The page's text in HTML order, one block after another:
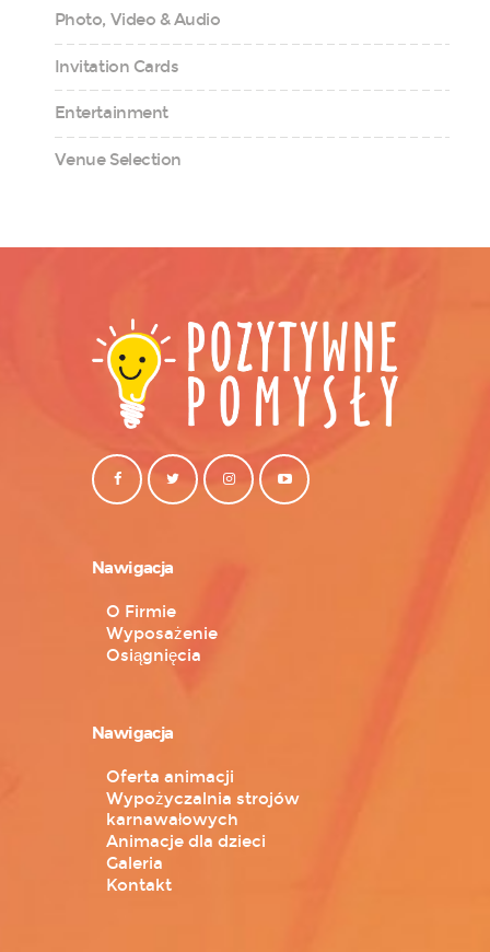
Photo, Video & Audio
Invitation Cards
Entertainment
Venue Selection
Nawigacja
O Firmie
Wyposażenie
Osiągnięcia
Nawigacja
Oferta animacji
Wypożyczalnia strojów
karnawałowych
Animacje dla dzieci
Galeria
Kontakt